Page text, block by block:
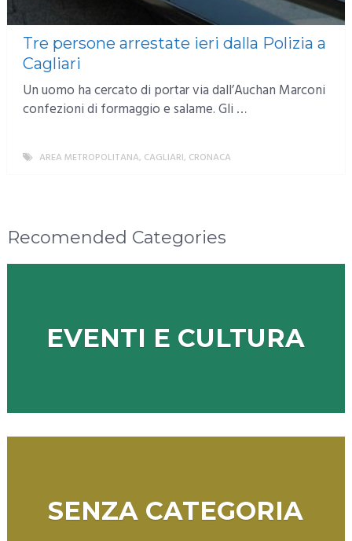
Tre persone arrestate ieri dalla Polizia a
Cagliari
Un uomo ha cercato di portar via dall’Auchan Marconi
confezioni di formaggio e salame. Gli …
AREA METROPOLITANA, CAGLIARI, CRONACA
Recomended Categories
EVENTI E CULTURA
SENZA CATEGORIA